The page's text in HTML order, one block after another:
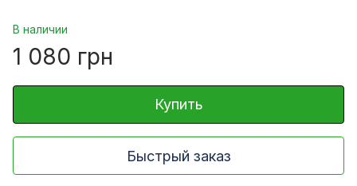
В наличии
1 080 грн
Купить
Быстрый заказ